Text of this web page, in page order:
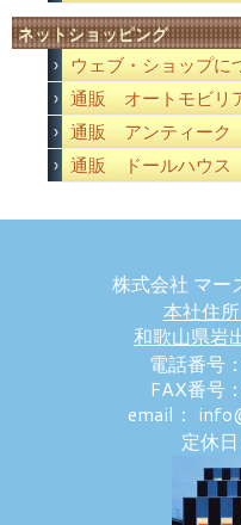
ネットショッピング
ウェブ・ショップに
通販 オートモビリ
通販 アンティーク
通販 ドールハウス
株式会社 マ
本社住
和歌山県岩
電話番号
FAX番号
email：
定休